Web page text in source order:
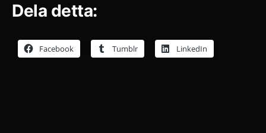
Dela detta:
Facebook Tumblr LinkedIn